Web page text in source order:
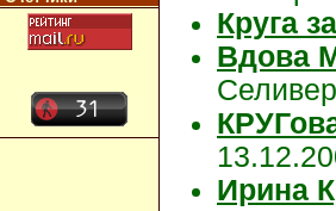
Круга
Вдова
Ирина